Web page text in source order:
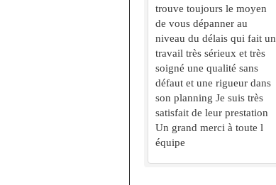
trouve toujours le moyen
de vous dépanner au
niveau du délais qui fait un
travail très sérieux et très
soigné une qualité sans
défaut et une rigueur dans
son planning Je suis très
satisfait de leur prestation
Un grand merci à toute l
équipe